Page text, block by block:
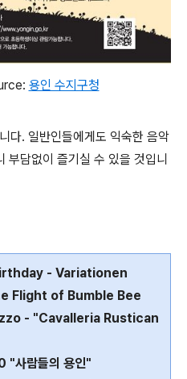
용인 수지구청
다. 일반인들에게도 익숙한 음악
부담없이 즐기실 수 있을 것입니
- Variationen
Flight of Bumble Bee
- "Cavalleria Rustican
"사람들의 용인"